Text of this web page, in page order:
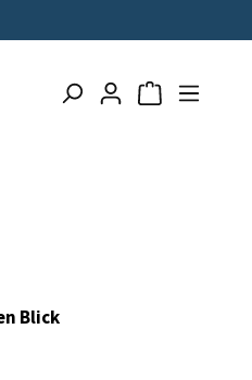
Warenkorb
Blick